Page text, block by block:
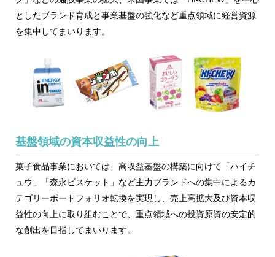
としたブランド育成と事業基盤の強化など重点領域に経営資源
を集中してまいります。
基盤領域の資本収益性の向上
菓子食品事業においては、高収益基盤の構築に向けて「ハイチ
ュウ」「森永ビスケット」など主力ブランドへの集中によるカ
テゴリーポートフォリオ転換を実現し、売上高拡大及び資本収
益性の向上に取り組むことで、重点領域への投資原資の安定的
な創出を目指してまいります。